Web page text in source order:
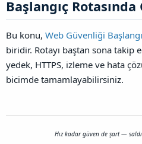
Başlangıç Rotasında
Bu konu, Web Güvenliği
biridir. Rotayı baştan sona takip
yedek, HTTPS, izleme ve hata
bicimde tamamlayabilirsiniz.
Hız kadar güven de şart —